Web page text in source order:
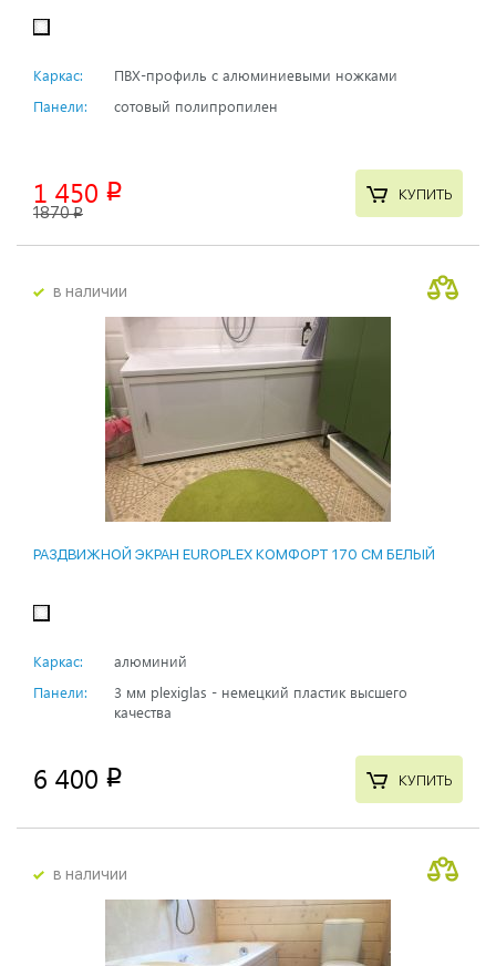
Каркас:
ПВХ-профиль с алюминиевыми ножками
Панели:
сотовый полипропилен
1 450 p
1870p
КУПИТЬ
в наличии
РАЗДВИЖНОЙ ЭКРАН EUROPLEX КОМФОРТ 170 СМ БЕЛЫЙ
Каркас:
алюминий
Панели:
3 мм plexiglas - немецкий пластик высшего
качества
6 400 p КУПИТЬ
в наличии